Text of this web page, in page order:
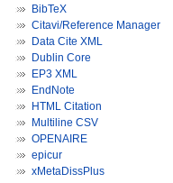
BibTeX
Citavi/Reference Manager
Data Cite XML
Dublin Core
EP3 XML
EndNote
HTML Citation
Multiline CSV
OPENAIRE
epicur
xMetaDissPlus